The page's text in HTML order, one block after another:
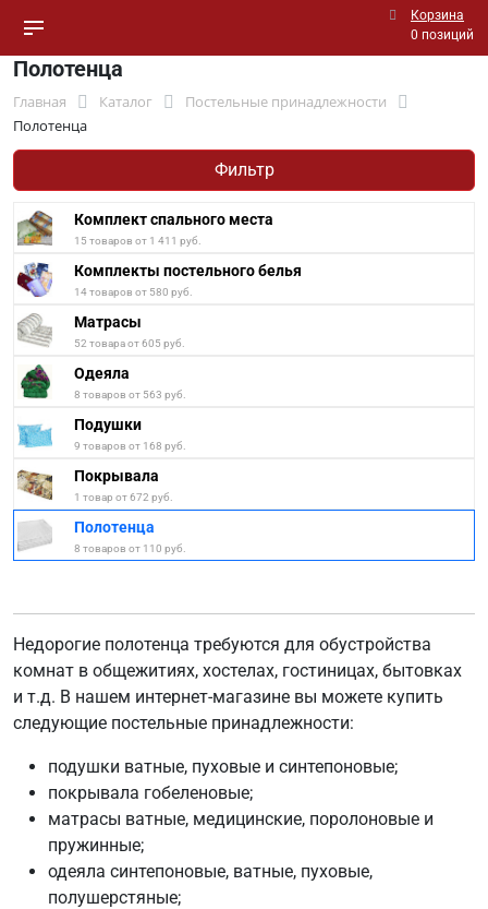
Корзина
0 позиций
Полотенца
Главная Каталог
Постельные принадлежности
Полотенца
Фильтр
Комплект спального места
15 товаров от 1 411 руб.
Комплекты постельного белья
14 товаров от 580 руб.
Матрасы
52 товара от 605 руб.
Одеяла
8 товаров от 563 руб.
Подушки
9 товаров от 168 руб.
Покрывала
1 товар от 672 руб.
Полотенца
8 товаров от 110 руб.
Недорогие полотенца требуются для обустройства
комнат в общежитиях, хостелах, гостиницах, бытовках
и т.д. В нашем интернет-магазине вы можете купить
следующие постельные принадлежности:
подушки ватные, пуховые и синтепоновые;
покрывала гобеленовые;
матрасы ватные, медицинские, поролоновые и
пружинные;
одеяла синтепоновые, ватные, пуховые,
полушерстяные;